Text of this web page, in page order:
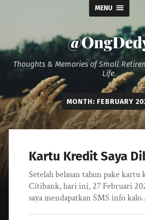
MENU
Thoughts & Memories of Small
Life.
MONTH: FEBRUARY
Kartu Kredit Saya
Setelah belasan tahun pake
Citibank, hari ini, 27 Februari
saya mendapatkan SMS info